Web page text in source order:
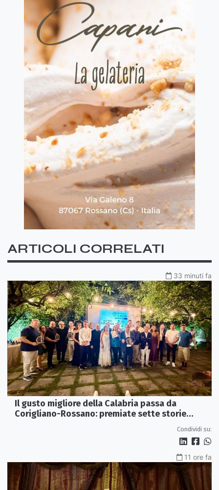
ARTICOLI CORRELATI
33 minuti fa
Il gusto migliore della Calabria passa da
Corigliano-Rossano: premiate sette storie
Condividi su:
11 ore fa